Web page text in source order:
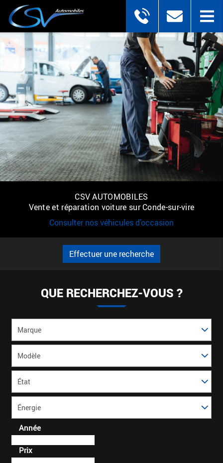
CSV AUTOMOBILES
Vente et réparation voiture sur Conde-sur-vire
Consulter nos véhicules d’occasion
Effectuer une recherche
QUE RECHERCHEZ-VOUS ?
*
Année
Prix